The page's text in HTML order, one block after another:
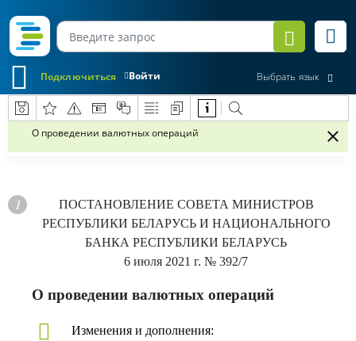
Войти
Подключиться Выбрать язык
О проведении валютных операций
ПОСТАНОВЛЕНИЕ СОВЕТА МИНИСТРОВ
РЕСПУБЛИКИ БЕЛАРУСЬ И НАЦИОНАЛЬНОГО
БАНКА РЕСПУБЛИКИ БЕЛАРУСЬ
6 июля 2021 г. № 392/7
О проведении валютных операций
Изменения и дополнения: